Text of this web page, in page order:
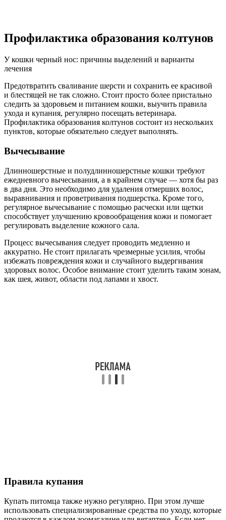
Профилактика образования колтунов
У кошки черный нос: причины выделений и варианты
лечения
Предотвратить сваливание шерсти и сохранить ее красивой
и блестящей не так сложно. Стоит просто более пристально
следить за здоровьем и питанием кошки, выучить правила
ухода и купания, регулярно посещать ветеринара.
Профилактика образования колтунов состоит из нескольких
пунктов, которые обязательно следует выполнять.
Вычесывание
Длинношерстные и полудлинношерстные кошки требуют
ежедневного вычесывания, а в крайнем случае — хотя бы раз
в два дня. Это необходимо для удаления отмерших волос,
выравнивания и проветривания подшерстка. Кроме того,
регулярное вычесывание с помощью расчески или щетки
способствует улучшению кровообращения кожи и помогает
регулировать выделение кожного сала.
Процесс вычесывания следует проводить медленно и
аккуратно. Не стоит прилагать чрезмерные усилия, чтобы
избежать повреждения кожи и случайного выдергивания
здоровых волос. Особое внимание стоит уделить таким зонам,
как шея, живот, области под лапами и хвост.
Правила купания
Купать питомца также нужно регулярно. При этом лучше
использовать специализированные средства по уходу, которые